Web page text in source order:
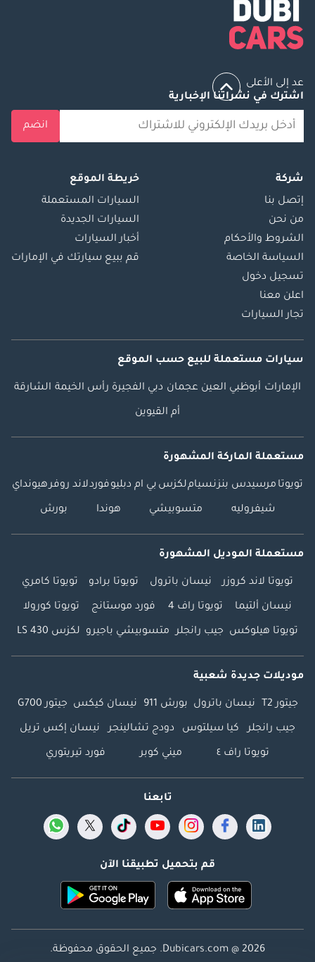
عد إلى الأعلى
اشترك في نشراتنا الإخبارية
انضم
شركة
إتصل بنا
من نحن
الشروط والأحكام
السياسة الخاصة
تسجيل دخول
اعلن معنا
تجار السيارات
خريطة الموقع
السيارات المستعملة
السيارات الجديدة
أخبار السيارات
قم ببيع سيارتك في الإمارات
سيارات مستعملة للبيع حسب الموقع
الإمارات أبوظبي العين عجمان دبي الفجيرة رأس الخيمة الشارقة
أم القيوين
مستعملة الماركة المشهورة
تويوتا مرسيدس بنزنسياملكزس بي ام دبليوفوردلاند روفرهيونداي
شيفروليه متسوبيشي هوندا بورش
مستعملة الموديل المشهورة
تويوتا لاند كروزر نيسان باترول تويوتا برادو تويوتا كامري
نيسان ألتيما تويوتا راف 4 فورد موستانج تويوتا كورولا
تويوتا هيلوكس جيب رانجلر متسوبيشي باجيرو لكزس LS 430
موديلات جديدة شعبية
جيتور T2 نيسان باترول بورش 911 نيسان كيكس جيتور G700
جيب رانجلر كيا سيلتوس دودج تشالينجر نيسان إكس تريل
تويوتا راف ٤ ميني كوبر فورد تيريتوري
تابعنا
قم بتحميل تطبيقنا الآن
Dubicars.com @ 2026. جميع الحقوق محفوظة.